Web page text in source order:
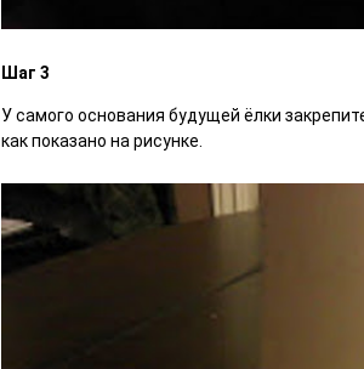
Шаг 3
У самого основания будущей ёлки
как показано на рисунке.